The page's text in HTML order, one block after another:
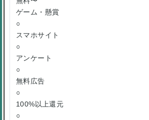
ゲーム・懸賞
○
スマホサイト
○
アンケート
○
無料広告
○
100%以上還元
○